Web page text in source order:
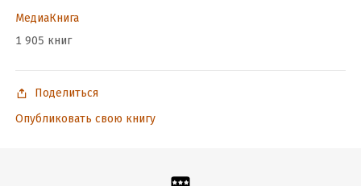
МедиаКнига
1 905 книг
Поделиться
Опубликовать свою книгу